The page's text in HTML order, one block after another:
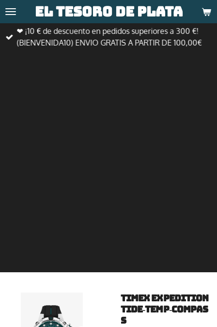
Ir
al
contenido
principal
El tesoro de plata
❤ ¡10 € de descuento en pedidos superiores a 300 €!
(BIENVENIDA10) ENVIO GRATIS A PARTIR DE 100,00€
TIMEX EXPEDITION
TIDE‑TEMP‑COMPAS
S